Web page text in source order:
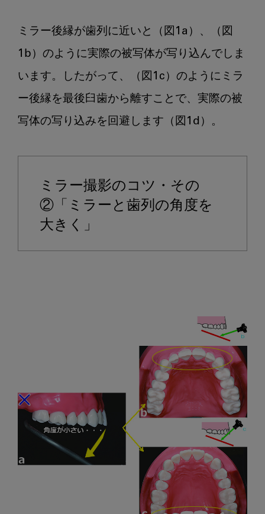
ミラー後縁が歯列に近いと（図1a）、（図
1b）のように実際の被写体が写り込んでしま
います。したがって、（図1c）のようにミラ
ー後縁を最後臼歯から離すことで、実際の被
写体の写り込みを回避します（図1d）。
ミラー撮影のコツ・その
②「ミラーと歯列の角度を
大きく」